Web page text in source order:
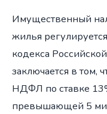
Имущественный
жилья
кодекса
заключается в том,
НДФЛ по ставке
превышающей 5